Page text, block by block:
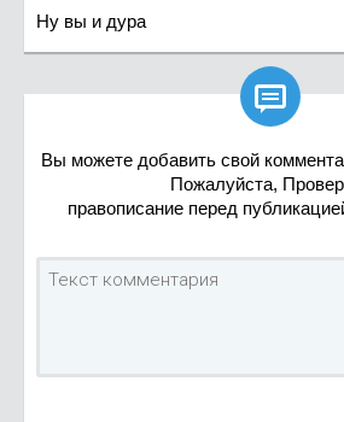
Ну вы и дура

Вы можете добавить свой
Пожалуйста,
правописание перед